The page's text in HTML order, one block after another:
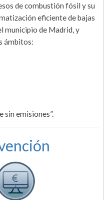
de combustión fósil y su
eficiente de bajas
municipio de Madrid, y
ámbitos:
sin emisiones”.